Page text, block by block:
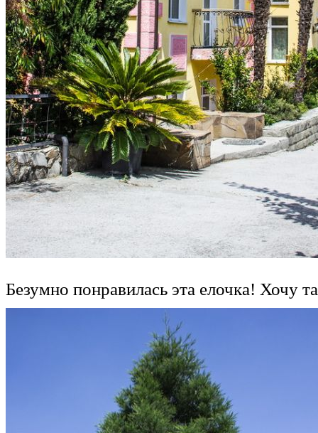
Безумно понравилась эта елочка! Хочу